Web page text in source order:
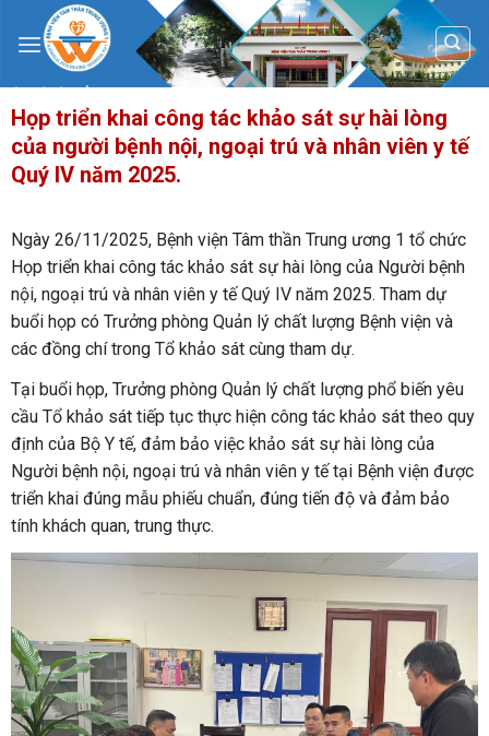
content
Họp triển khai công tác khảo sát sự hài lòng
của người bệnh nội, ngoại trú và nhân viên y tế
Quý IV năm 2025.
Ngày 26/11/2025, Bệnh viện Tâm thần Trung ương 1 tổ chức
Họp triển khai công tác khảo sát sự hài lòng của Người bệnh
nội, ngoại trú và nhân viên y tế Quý IV năm 2025. Tham dự
buổi họp có Trưởng phòng Quản lý chất lượng Bệnh viện và
các đồng chí trong Tổ khảo sát cùng tham dự.
Tại buổi họp, Trưởng phòng Quản lý chất lượng phổ biến yêu
cầu Tổ khảo sát tiếp tục thực hiện công tác khảo sát theo quy
định của Bộ Y tế, đảm bảo việc khảo sát sự hài lòng của
Người bệnh nội, ngoại trú và nhân viên y tế tại Bệnh viện được
triển khai đúng mẫu phiếu chuẩn, đúng tiến độ và đảm bảo
tính khách quan, trung thực.